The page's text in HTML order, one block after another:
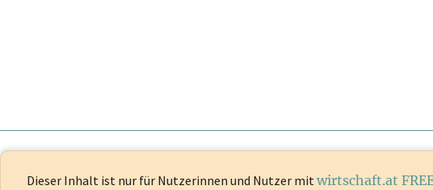
Dieser Inhalt ist nur für Nutzerinnen und Nutzer mitwirtschaft.at